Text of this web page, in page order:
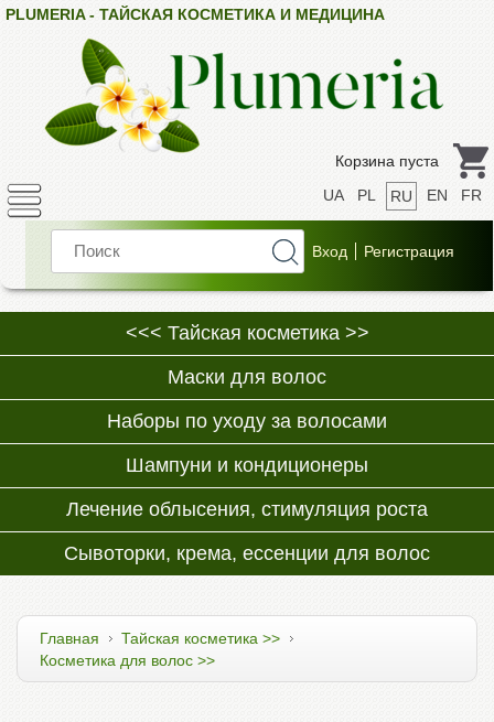
PLUMERIA - ТАЙСКАЯ КОСМЕТИКА И МЕДИЦИНА
Корзина пуста
UA
PL RU EN FR
<<< Тайская косметика >>
Маски для волос
Наборы по уходу за волосами
Шампуни и кондиционеры
Лечение облысения, стимуляция роста
Сывоторки, крема, ессенции для волос
Главная
Тайская косметика >>
Косметика для волос >>